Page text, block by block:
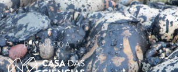
BEM-VINDO À